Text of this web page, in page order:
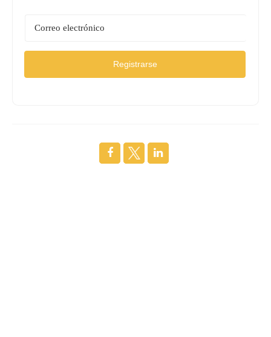
Registrarse